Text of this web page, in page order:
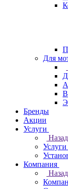
Для
Бренды
Акции
Услуги
Назад
Услуги
Компания
Назад